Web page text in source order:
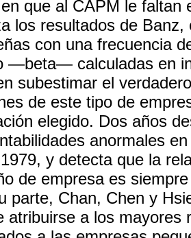
que al CAPM le faltan
los resultados de
con una frecuencia
—beta— calculadas en
subestimar el
de este tipo de
elegido. Dos años
anormales
y detecta que la
de empresa es
parte, Chan, Chen y
atribuirse a los mayores